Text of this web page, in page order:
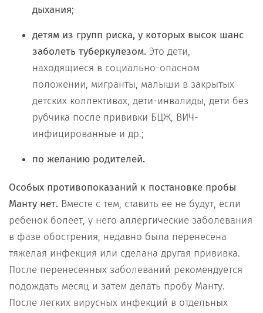
дыхания;
детям из групп риска, у которых высок шанс
заболеть туберкулезом. Это дети,
находящиеся в социально-опасном
положении, мигранты, малыши в закрытых
детских коллективах, дети-инвалиды, дети без
рубчика после прививки БЦЖ, ВИЧ-
инфицированные и др.;
по желанию родителей.
Особых противопоказаний к постановке пробы
Манту нет. Вместе с тем, ставить ее не будут, если
ребенок болеет, у него аллергические заболевания
в фазе обострения, недавно была перенесена
тяжелая инфекция или сделана другая прививка.
После перенесенных заболеваний рекомендуется
подождать месяц и затем делать пробу Манту.
После легких вирусных инфекций в отдельных